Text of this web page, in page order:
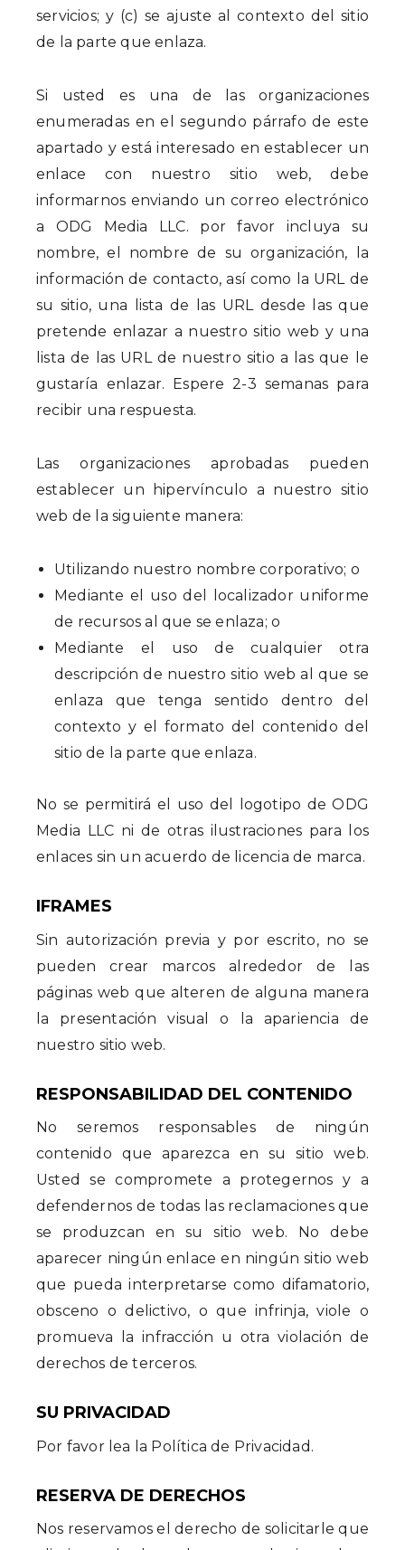
servicios; y (c) se ajuste al contexto del sitio
de la parte que enlaza.
Si usted es una de las organizaciones
enumeradas en el segundo párrafo de este
apartado y está interesado en establecer un
enlace con nuestro sitio web, debe
informarnos enviando un correo electrónico
a ODG Media LLC. por favor incluya su
nombre, el nombre de su organización, la
información de contacto, así como la URL de
su sitio, una lista de las URL desde las que
pretende enlazar a nuestro sitio web y una
lista de las URL de nuestro sitio a las que le
gustaría enlazar. Espere 2-3 semanas para
recibir una respuesta.
Las organizaciones aprobadas pueden
establecer un hipervínculo a nuestro sitio
web de la siguiente manera:
Utilizando nuestro nombre corporativo; o
Mediante el uso del localizador uniforme
de recursos al que se enlaza; o
Mediante el uso de cualquier otra
descripción de nuestro sitio web al que se
enlaza que tenga sentido dentro del
contexto y el formato del contenido del
sitio de la parte que enlaza.
No se permitirá el uso del logotipo de ODG
Media LLC ni de otras ilustraciones para los
enlaces sin un acuerdo de licencia de marca.
IFRAMES
Sin autorización previa y por escrito, no se
pueden crear marcos alrededor de las
páginas web que alteren de alguna manera
la presentación visual o la apariencia de
nuestro sitio web.
RESPONSABILIDAD DEL CONTENIDO
No seremos responsables de ningún
contenido que aparezca en su sitio web.
Usted se compromete a protegernos y a
defendernos de todas las reclamaciones que
se produzcan en su sitio web. No debe
aparecer ningún enlace en ningún sitio web
que pueda interpretarse como difamatorio,
obsceno o delictivo, o que infrinja, viole o
promueva la infracción u otra violación de
derechos de terceros.
SU PRIVACIDAD
Por favor lea la Política de Privacidad.
RESERVA DE DERECHOS
Nos reservamos el derecho de solicitarle que